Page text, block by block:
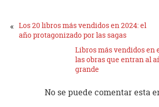
« Los 20 libros más vendidos en 2024: el
año protagonizado por las sagas
Libros más vendidos en
las obras que entran al
grande
No se puede comentar esta